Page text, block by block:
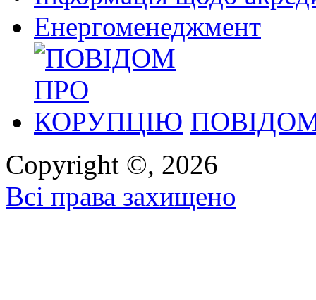
Енергоменеджмент
Copyright ©, 2026
Всі права захищено